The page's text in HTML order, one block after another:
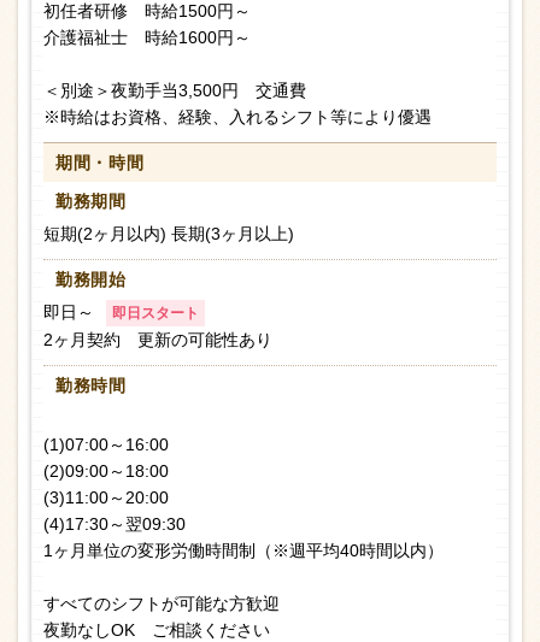
初任者研修 時給1500円～
介護福祉士 時給1600円～
＜別途＞夜勤手当3,500円 交通費
※時給はお資格、経験、入れるシフト等により優遇
期間・時間
勤務期間
短期(2ヶ月以内) 長期(3ヶ月以上)
勤務開始
即日～
即日スタート
2ヶ月契約 更新の可能性あり
勤務時間
(1)07:00～16:00
(2)09:00～18:00
(3)11:00～20:00
(4)17:30～翌09:30
1ヶ月単位の変形労働時間制（※週平均40時間以内）
すべてのシフトが可能な方歓迎
夜勤なしOK ご相談ください